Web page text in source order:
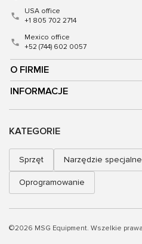
O FIRMIE
INFORMACJE
USA office
+1 805 702 2714
Mexico office
+52 (744) 602 0057
KATEGORIE
Sprzęt Narzędzie specjalne
Oprogramowanie
©2026 MSG Equipment. Wszelkie